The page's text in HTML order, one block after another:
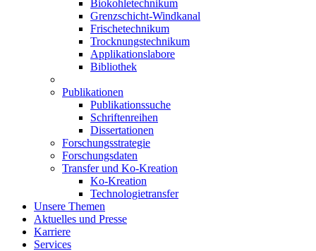
Biokohletechnikum
Grenzschicht-Windkanal
Frischetechnikum
Trocknungstechnikum
Applikationslabore
Bibliothek
Publikationen
Publikationssuche
Schriftenreihen
Dissertationen
Forschungsstrategie
Forschungsdaten
Transfer und Ko-Kreation
Ko-Kreation
Technologietransfer
Unsere Themen
Aktuelles und Presse
Karriere
Services